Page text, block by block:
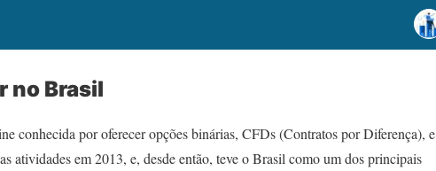
no Brasil
conhecida por oferecer opções binárias, CFDs (Contratos por Diferença), e
atividades em 2013, e, desde então, teve o Brasil como um dos principais